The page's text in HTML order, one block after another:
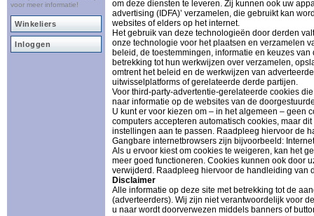
voor meer informatie!
Winkeliers
Inloggen
om deze diensten te leveren. Zij kunnen ook uw
advertising (IDFA)’ verzamelen, die gebruikt kan
websites of elders op het internet.
Het gebruik van deze technologieën door derden
onze technologie voor het plaatsen en verzamelen
beleid, de toestemmingen, informatie en keuzes
betrekking tot hun werkwijzen over verzamelen,
omtrent het beleid en de werkwijzen van
uitwisselplatforms of gerelateerde derde partijen.
Voor third-party-advertentie-gerelateerde cookies
naar informatie op de websites van de
U kunt er voor kiezen om – in het algemeen – geen
computers accepteren automatisch cookies, maar
instellingen aan te passen. Raadpleeg hiervoor de
Gangbare internetbrowsers zijn bijvoorbeeld:
Als u ervoor kiest om cookies te weigeren, kan het
meer goed functioneren. Cookies kunnen ook door
verwijderd. Raadpleeg hiervoor de handleiding van
Disclaimer
Alle informatie op deze site met betrekking tot de
(adverteerders). Wij zijn niet verantwoordelijk voor
u naar wordt doorverwezen middels banners of